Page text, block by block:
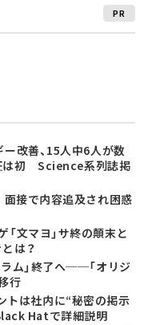
PR
ー改善、15人中6人が数
は初 Science系列誌掲
接で内容追及され困惑
文マヨ」サ終の顛末と
は？
ム」終了へ──「オリジ
行
トは社内に“秘密の掲示
Hatで詳細説明